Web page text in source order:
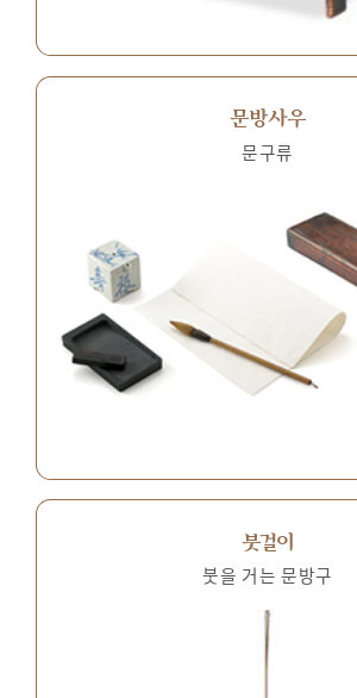
문방사우
문구류
붓걸이
붓을 거는 문방구